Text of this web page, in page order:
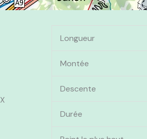
Longueur
Montée
Descente
Durée